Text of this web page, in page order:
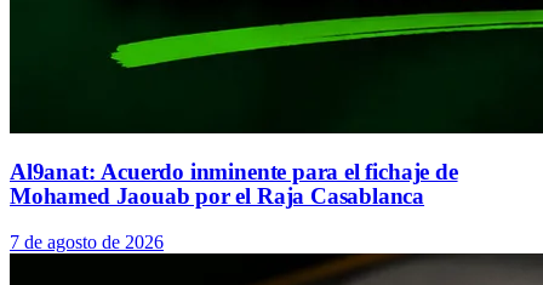
Al9anat: Acuerdo inminente para el fichaje de
Mohamed Jaouab por el Raja Casablanca
7 de agosto de 2026